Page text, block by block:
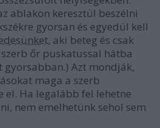
ablakon keresztül beszélni
gyorsan és egyedül kell
, aki beteg és csak
őr puskatussal hátba
gyorsabban.) Azt mondják,
maga a szerb
Ha legalább fel lehetne
nem emelhetünk sehol sem